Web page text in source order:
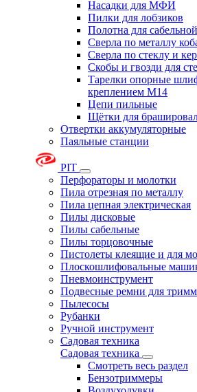
Насадки для МФИ
Пилки для лобзиков
Полотна для
Сверла по металлу
Сверла по стеклу и
Скобы и гвозди для
Тарелки опорные
креплением М14
Цепи пильные
Щётки для
Отвертки аккумуляторные
Паяльные станции
PIT
Перфораторы и молотки
Пила отрезная по металлу
Пила цепная электрическая
Пилы дисковые
Пилы сабельные
Пилы торцовочные
Пистолеты клеящие и для
Плоскошлифовальные
Пневмоинструмент
Подвесные ремни для
Пылесосы
Рубанки
Ручной инструмент
Садовая техника
Садовая техника
Смотреть весь раздел
Бензотриммеры